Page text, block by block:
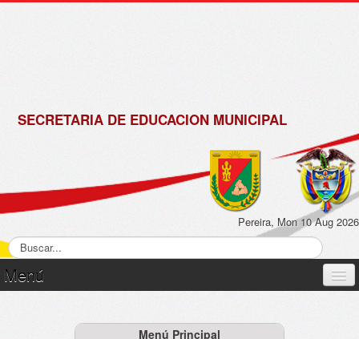
SECRETARIA DE EDUCACION MUNICIPAL
Pereira, Mon 10 Aug 2026
Menú
Menú Principal
de